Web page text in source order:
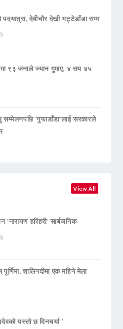
देबीचौर देखी भट्टेडाँडा सम्म
९३ जनाले ज्यान गुमाए, ४ सय ४५
‘गुफाडाँडा’लाई सरकारले
View All
हरिहरी’ सार्बजनिक
शालिनदीमा एक महिने मेला
यस्ताे छ दिनचर्या ’